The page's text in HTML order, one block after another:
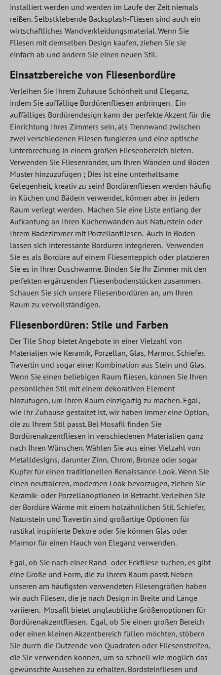
installiert werden und werden im Laufe der Zeit niemals
reißen. Selbstklebende Backsplash-Fliesen sind auch ein
wirtschaftliches Wandverkleidungsmaterial. Wenn Sie
Fliesen mit demselben Design kaufen, ziehen Sie sie
einfach ab und ändern Sie einen neuen Stil.
Einsatzbereiche von Fliesenbordüre
Verleihen Sie Ihrem Zuhause Schönheit und Eleganz,
indem Sie auffällige Bordürenfliesen anbringen. Ein
auffälliges Bordürendesign kann der perfekte Akzent für die
Einrichtung Ihres Zimmers sein, als Trennwand zwischen
zwei verschiedenen Fliesen fungieren und eine optische
Unterbrechung in einem großen Fliesenbereich bieten.
Verwenden Sie Fliesenränder, um Ihren Wänden und Böden
Muster hinzuzufügen ; Dies ist eine unterhaltsame
Gelegenheit, kreativ zu sein! Bordürenfliesen werden häufig
in Küchen und Bädern verwendet, können aber in jedem
Raum verlegt werden. Machen Sie eine Liste entlang der
Aufkantung an Ihren Küchenwänden aus Naturstein oder
Ihrem Badezimmer mit Porzellanfliesen. Auch in Böden
lassen sich interessante Bordüren integrieren. Verwenden
Sie es als Bordüre auf einem Fliesenteppich oder platzieren
Sie es in Ihrer Duschwanne. Binden Sie Ihr Zimmer mit den
perfekten ergänzenden Fliesenbodenstücken zusammen.
Schauen Sie sich unsere Fliesenbordüren an, um Ihren
Raum zu vervollständigen.
Fliesenbordüren: Stile und Farben
Der Tile Shop bietet Angebote in einer Vielzahl von
Materialien wie Keramik, Porzellan, Glas, Marmor, Schiefer,
Travertin und sogar einer Kombination aus Stein und Glas.
Wenn Sie einen beliebigen Raum fliesen, können Sie Ihren
persönlichen Stil mit einem dekorativen Element
hinzufügen, um Ihren Raum einzigartig zu machen. Egal,
wie Ihr Zuhause gestaltet ist, wir haben immer eine Option,
die zu Ihrem Stil passt. Bei Mosafil finden Sie
Bordürenakzentfliesen in verschiedenen Materialien ganz
nach Ihren Wünschen. Wählen Sie aus einer Vielzahl von
Metalldesigns, darunter Zinn, Chrom, Bronze oder sogar
Kupfer für einen traditionellen Renaissance-Look. Wenn Sie
einen neutraleren, modernen Look bevorzugen, ziehen Sie
Keramik- oder Porzellanoptionen in Betracht. Verleihen Sie
der Bordüre Wärme mit einem holzähnlichen Stil. Schiefer,
Naturstein und Travertin sind großartige Optionen für
rustikal inspirierte Dekore oder Sie können Glas oder
Marmor für einen Hauch von Eleganz verwenden.
Egal, ob Sie nach einer Rand- oder Eckfliese suchen, es gibt
eine Größe und Form, die zu Ihrem Raum passt. Neben
unseren am häufigsten verwendeten Fliesengrößen haben
wir auch Fliesen, die je nach Design in Breite und Länge
variieren. Mosafil bietet unglaubliche Größenoptionen für
Bordürenakzentfliesen. Egal, ob Sie einen großen Bereich
oder einen kleinen Akzentbereich füllen möchten, stöbern
Sie durch die Dutzende von Quadraten oder Fliesenstreifen,
die Sie verwenden können, um so schnell wie möglich das
gewünschte Aussehen zu erhalten. Bordsteinfliesen und